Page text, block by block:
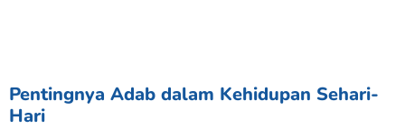
Pentingnya Adab dalam Kehidupan Sehari-
Hari